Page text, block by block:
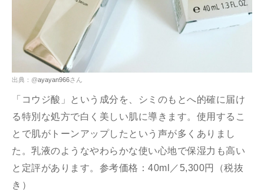
出典：@ayayan966さん
「コウジ酸」という成分を、シミのもとへ的確に届け
る特別な処方で白く美しい肌に導きます。使用するこ
とで肌がトーンアップしたという声が多くありまし
た。乳液のようなやわらかな使い心地で保湿力も高い
と定評があります。参考価格：40ml／5,300円（税抜
き）